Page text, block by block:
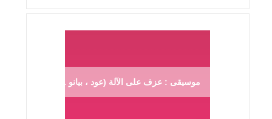
موسيقى : عزف على الآلة (عود ، بيانو ...)